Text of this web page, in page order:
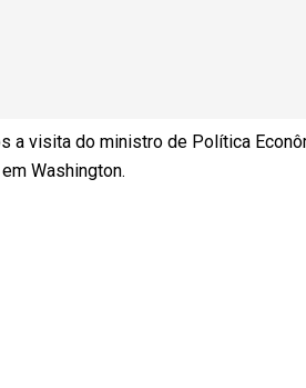
a visita do ministro de Política
Washington.